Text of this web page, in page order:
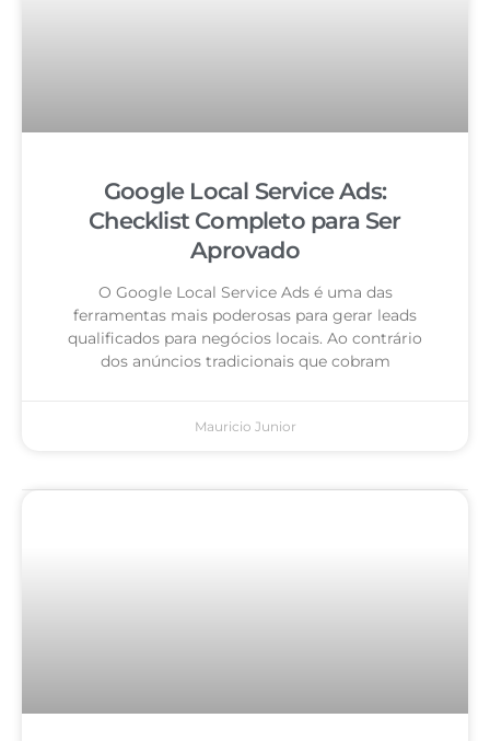
Google Local Service Ads:
Checklist Completo para Ser
Aprovado
O Google Local Service Ads é uma das
ferramentas mais poderosas para gerar leads
qualificados para negócios locais. Ao contrário
dos anúncios tradicionais que cobram
Mauricio Junior